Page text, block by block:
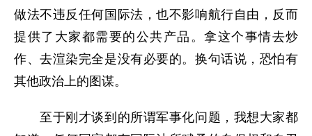
做法不违反任何国际法，也不影响航行自由，反而
提供了大家都需要的公共产品。拿这个事情去炒
作、去渲染完全是没有必要的。换句话说，恐怕有
其他政治上的图谋。
至于刚才谈到的所谓军事化问题，我想大家都